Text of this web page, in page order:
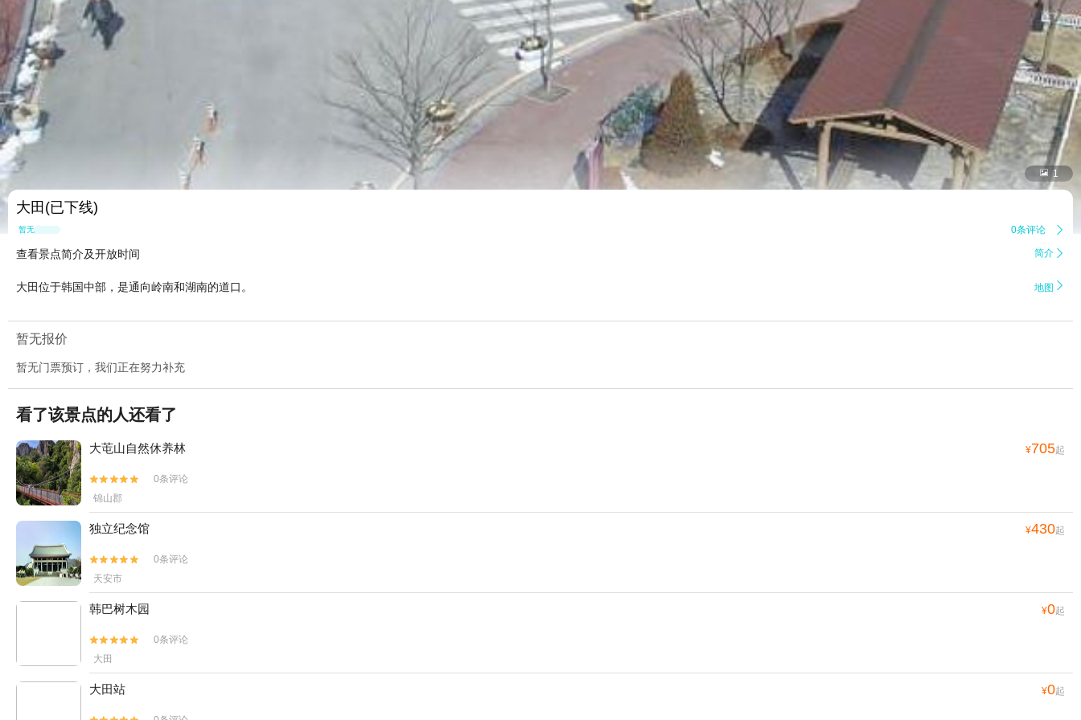
 1
大田(已下线)
暂无点评 0条评论 
查看景点简介及开放时间 简介 
大田位于韩国中部，是通向岭南和湖南的道口。 地图 
暂无报价
暂无门票预订，我们正在努力补充
看了该景点的人还看了
大芚山自然休养林 ¥705起


0条评论
锦山郡
独立纪念馆 ¥430起


0条评论
天安市
韩巴树木园 ¥0起


0条评论
大田
大田站 ¥0起